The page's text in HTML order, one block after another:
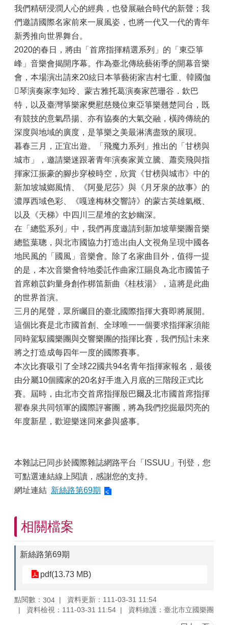
我們精研浸潤人心的經典，也發展融合時代的新聲；我
們邀請國際名家前來一展風姿，也將一代又一代的青年
新秀推向世界舞台。
2020的春日，將由「首席指揮精選系列」的「東亞箏
峰」音樂會揭開序幕。作為臺北傳統藝術季的開幕音樂
會，本場演出請來20絃日本箏藝術家吉村七重、韓國伽
􄦡琴演奏家李知玲、蒙古雅托葛演奏家芭珊谷．欽巴
特，以及臺灣箏樂家樊慰慈幾位東亞箏樂翹楚同台，既
有競技的意氣昂揚、亦有協奏的大氣交融，橫跨傳統的
深度與地域的廣度，是箏樂之美最淋漓盡致的展現。
暮春三月，正宜出遊。「飛魔力系列」推出的「甘榜與
城市」，邀請樂迷跟著青年演奏家黃立騰、蕭奕飛與指
揮家江振豪的腳步穿梭時空，欣賞《甘榜與城市》中的
新加坡城鄉風情、《阿曼尼莎》與《月牙泉的故事》的
濃厚西域色彩、《嘎達梅林交響詩》的蒙古英雄氣概、
以及《天梯》中四川三星堆的玄妙幽深。
在「總監系列」中，我們再度邀請到新加坡華樂團音樂
總監葉聰，與北市國協力打造出由人文視角呈現中國各
地民風的「國風」音樂會。除了名家曲目外，值得一提
的是，本次音樂會特地委託作曲家江賜良為北市國笛子
首席賴苡鈞量身創作梆笛新曲《桂枝湯》，這將是此曲
的世界首演。
三月的尾聲，眾所矚目的臺北國際指揮大賽即將展開。
這個比賽是北市國首創、全球唯一一個要求指揮家須能
同時駕馭國樂團與交響樂團的指揮比賽，我們預計未來
將之打造成每四年一度的國際賽事。
本次比賽吸引了全球22國共94名青年指揮家報名，最後
由分屬10個國家的20名好手進入月底的三階段正式比
賽。屆時，由北市交首席指揮殷巴爾及北市國首席指揮
瞿春泉共同領軍的國際評審團，將為我們挖掘最閃亮的
年度新星，歡迎樂迷同來參與盛事。
本雜誌已同步於國際雜誌網路平台「ISSUU」刊登，您
可點選連結線上閱讀，感謝您的支持。
網址連結 新絲路第69期
相關檔案
新絲路第69期
pdf(13.73 MB)
點閱數： 304
資料更新：111-03-31 11:54
資料檢視：111-03-31 11:54
資料維護：臺北市立國樂團